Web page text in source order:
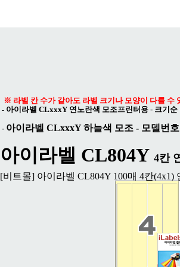
※ 라벨 칸 수가 같아도 라벨 크기나 모양이 다를 수
- 아이라벨 CLxxxY 연노란색 모조프린터용 - 크기순
- 아이라벨 CLxxxY 하늘색 모조 - 모델번
아이라벨 CL804Y 4칸
[비트몰] 아이라벨 CL804Y 100매 4칸(4x1)